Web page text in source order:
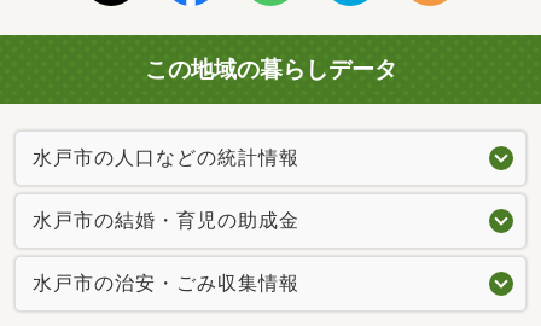
この地域の暮らしデータ
水戸市の人口などの統計情報
水戸市の結婚・育児の助成金
水戸市の治安・ごみ収集情報